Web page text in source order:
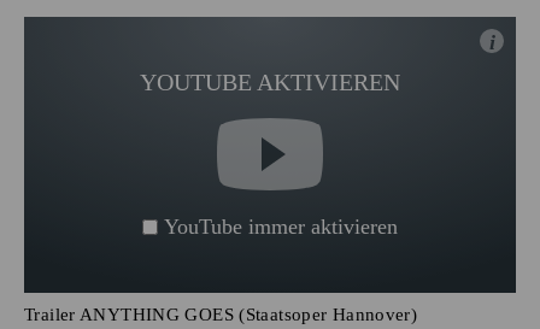
YOUTUBE AKTIVIEREN
i
YouTube immer aktivieren
Trailer ANYTHING GOES (Staatsoper Hannover)